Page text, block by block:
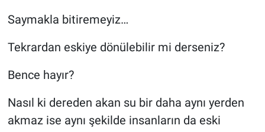
Saymakla bitiremeyiz…
Tekrardan eskiye dönülebilir mi derseniz?
Bence hayır?
Nasıl ki dereden akan su bir daha aynı yerden
akmaz ise aynı şekilde insanların da eski